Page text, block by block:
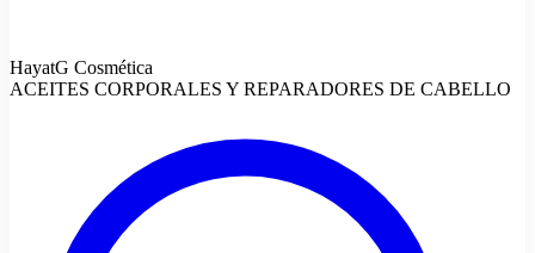
HayatG Cosmética
ACEITES CORPORALES Y REPARADORES DE CABELLO